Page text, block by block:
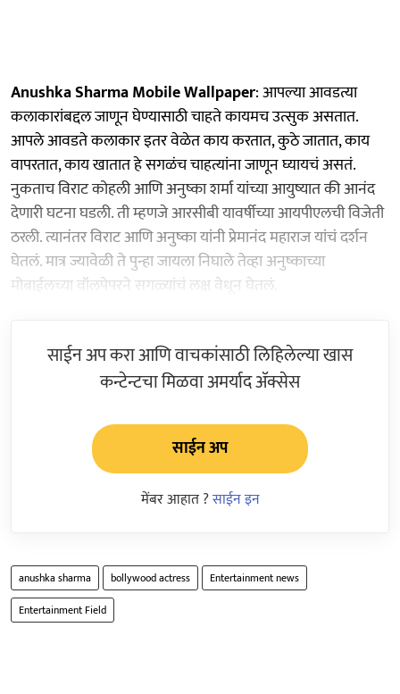
Anushka Sharma Mobile Wallpaper: आपल्या आवडत्या
कलाकारांबद्दल जाणून घेण्यासाठी चाहते कायमच उत्सुक असतात.
आपले आवडते कलाकार इतर वेळेत काय करतात, कुठे जातात, काय
वापरतात, काय खातात हे सगळंच चाहत्यांना जाणून घ्यायचं असतं.
नुकताच विराट कोहली आणि अनुष्का शर्मा यांच्या आयुष्यात की आनंद
देणारी घटना घडली. ती म्हणजे आरसीबी यावर्षीच्या आयपीएलची विजेती
ठरली. त्यानंतर विराट आणि अनुष्का यांनी प्रेमानंद महाराज यांचं दर्शन
घेतलं. मात्र ज्यावेळी ते पुन्हा जायला निघाले तेव्हा अनुष्काच्या
मोबाईलच्या वॉलपेपरने सगळ्यांचं लक्ष वेधून घेतलं.
साईन अप करा आणि वाचकांसाठी लिहिलेल्या खास
कन्टेन्टचा मिळवा अमर्याद ॲक्सेस
साईन अप
मेंबर आहात ?साईन इन
anushka sharma bollywood actress
Entertainment news
Entertainment Field